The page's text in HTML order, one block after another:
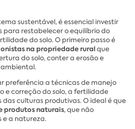
sustentável, é essencial investir
para restabelecer o equilíbrio do
do solo. O primeiro passo é
na propriedade ruralque
do solo, conter a erosão e
preferência a técnicas de manejo
e correção do solo, a fertilidade
das culturas produtivas. O ideal é que
produtos naturais, que não
e a natureza.